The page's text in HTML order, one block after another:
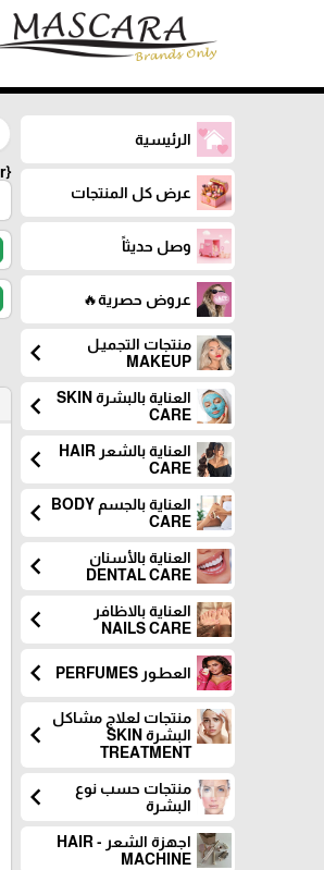
الرئيسية
عرض كل المنتجات
وصل حديثاً
عروض حصرية🔥
منتجات التجميـل
MAKEUP
chevron_left
العناية بالبشرة SKIN
CARE
chevron_left
العناية بالشعر HAIR
CARE
chevron_left
العناية بالجسم BODY
CARE
chevron_left
العناية بالأسنان
DENTAL CARE
chevron_left
العناية بالاظافر
NAILS CARE
chevron_left
العطـور PERFUMES chevron_left
منتجات لعلاج مشاكل
البشرة SKIN
TREATMENT
chevron_left
منتجات حسب نوع
البشرة
chevron_left
اجهزة الشعر - HAIR
MACHINE
{siteData:loginBar}